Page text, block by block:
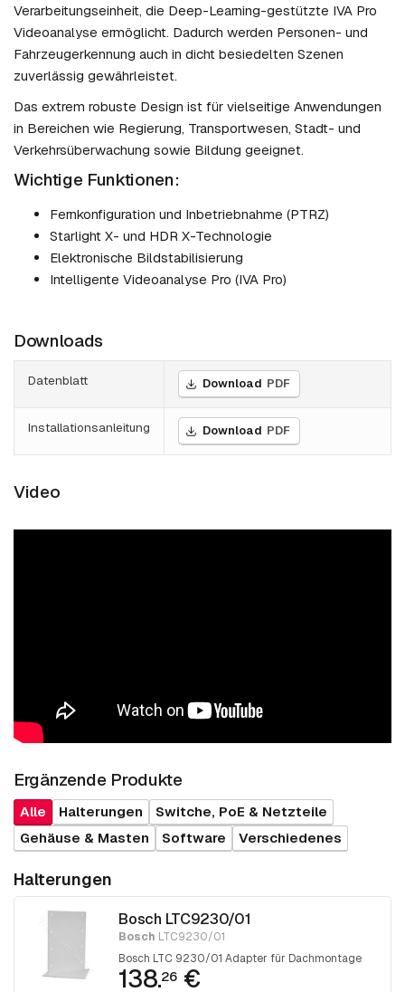
Verarbeitungseinheit, die Deep-Learning-gestützte IVA Pro
Videoanalyse ermöglicht. Dadurch werden Personen- und
Fahrzeugerkennung auch in dicht besiedelten Szenen
zuverlässig gewährleistet.
Das extrem robuste Design ist für vielseitige Anwendungen
in Bereichen wie Regierung, Transportwesen, Stadt- und
Verkehrsüberwachung sowie Bildung geeignet.
Wichtige Funktionen:
Fernkonfiguration und Inbetriebnahme (PTRZ)
Starlight X- und HDR X-Technologie
Elektronische Bildstabilisierung
Intelligente Videoanalyse Pro (IVA Pro)
Downloads
Datenblatt Download PDF
Installationsanleitung Download PDF
Video
Ergänzende Produkte
Alle Halterungen
Switche, PoE & Netzteile
Gehäuse & Masten
Software Verschiedenes
Halterungen
Bosch LTC9230/01
Bosch LTC9230/01
Bosch LTC 9230/01 Adapter für Dachmontage
138.26 €